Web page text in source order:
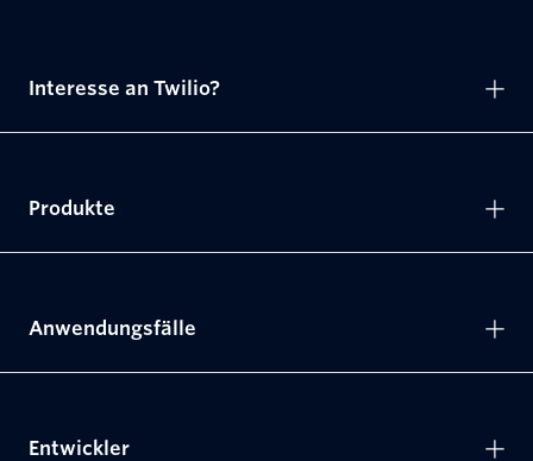
Interesse an Twilio?
Produkte
Anwendungsfälle
Entwickler